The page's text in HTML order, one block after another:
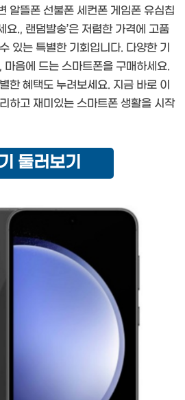
알뜰폰 선불폰 세컨폰 게임폰 유심칩
요., 랜덤발송’은 저렴한 가격에 고품
있는 특별한 기회입니다. 다양한 기
마음에 드는 스마트폰을 구매하세요.
한 혜택도 누려보세요. 지금 바로 이
하고 재미있는 스마트폰 생활을 시작
둘러보기